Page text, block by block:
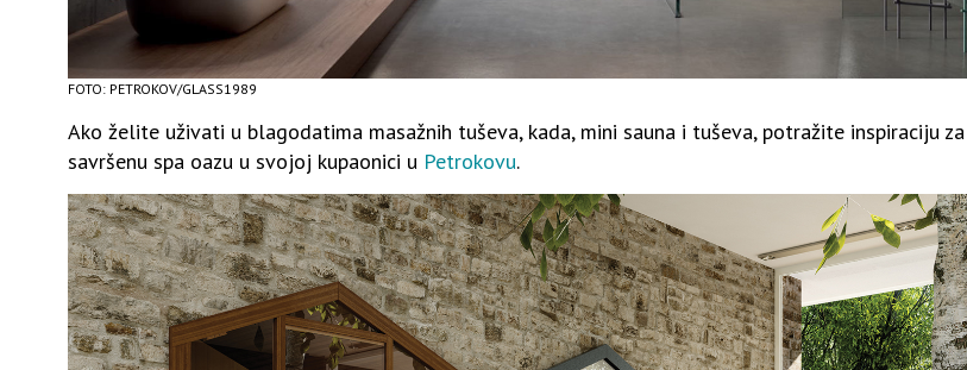
FOTO: PETROKOV/GLASS1989
Ako želite uživati u blagodatima masažnih tuševa, kada, mini sauna i tuševa, potražite inspiraciju za
savršenu spa oazu u svojoj kupaonici u Petrokovu.